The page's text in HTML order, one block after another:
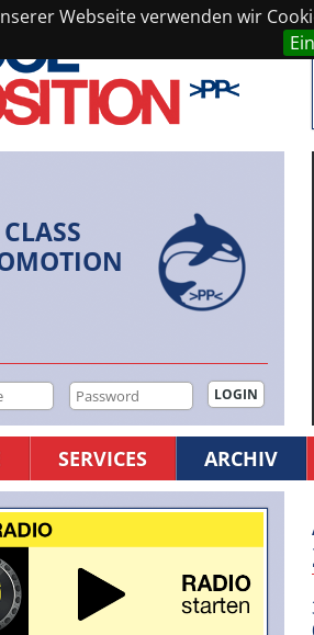
Webseite verwenden wir
SERVICES ARCHIV